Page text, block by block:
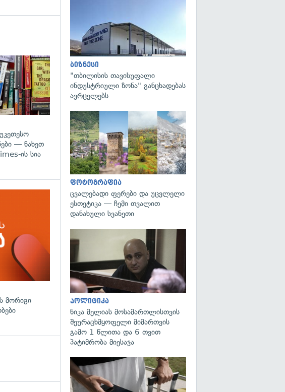
გადახედვა
— ნახეთ
ის სია
მორიგი
ბიზნესი
"თბილისის თავისუფალი
ინდუსტრიული ზონა" განცხადებას
ავრცელებს
ფოტოგრაფია
ცვალებადი ფერები და უცვლელი
ესთეტიკა — ჩემი თვალით
დანახული სვანეთი
პოლიტიკა
ნიკა მელიას მოსამართლისთვის
შეურაცხმყოფელი მიმართვის
გამო 1 წლითა და 6 თვით
პატიმრობა მიესაჯა